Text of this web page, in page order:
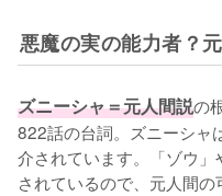
悪魔の実の能力者？
ズニーシャ＝元人間説の
822話の台詞。ズニーシャ
介されています。「ゾウ
されているので、元人間の